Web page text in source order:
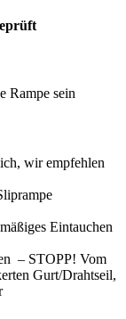
Rampe sein
wir empfehlen
Eintauchen
– STOPP! Vom
Gurt/Drahtseil,